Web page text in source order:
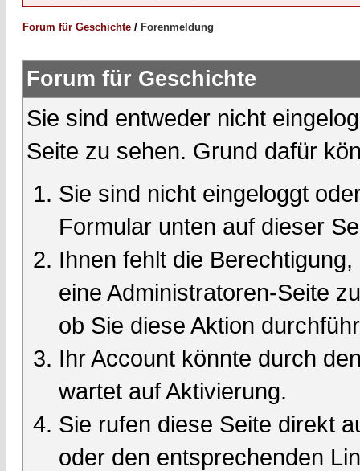
Forum für Geschichte / Forenmeldung
Forum für Geschichte
Sie sind entweder nicht
Seite zu sehen. Grund dafür
Sie sind nicht eingeloggt
Formular unten auf dieser
Ihnen fehlt die
eine Administratoren-Seite
ob Sie diese Aktion
Ihr Account könnte durch
wartet auf Aktivierung.
Sie rufen diese Seite direkt
oder den entsprechenden